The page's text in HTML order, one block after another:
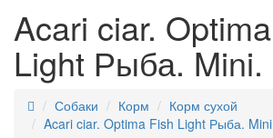
Acari ciar.
Light Рыба. Mini.
Собаки Корм
Корм сухой
Acari ciar. Optima Fish Light Рыба.